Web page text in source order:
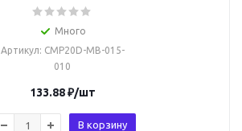
Много
Артикул: CMP20D-MB-015-
010
133.88₽/шт
В корзину